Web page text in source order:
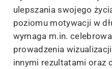
ulepszania swojego
poziomu motywacji w
wymaga m.in.
prowadzenia
innymi rezultatami oraz